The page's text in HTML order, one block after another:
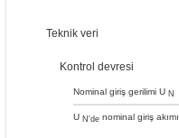
Teknik veri
Kontrol devresi
Nominal giriş gerilimi U N
U N'de nominal giriş akımı